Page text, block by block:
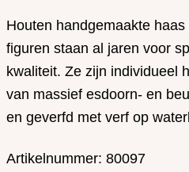
Houten handgemaakte
figuren staan ​​al jaren voor
kwaliteit. Ze zijn individueel
van massief esdoorn- en
en geverfd met verf op
Artikelnummer: 80097